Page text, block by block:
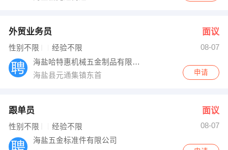
外贸业务员 面议
性别不限 经验不限
08-07
海盐哈特惠机械五金制品有限公司
海盐县元通集镇东首
申请
跟单员 面议
性别不限 经验不限
08-07
海盐五金标准件有限公司